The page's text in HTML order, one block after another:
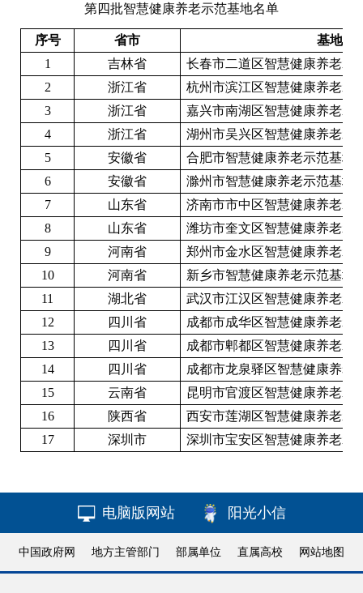
第四批智慧健康养老示范基地名单
序号 省市
基地名
1
吉林省
长春市二道区智慧健康养老示
2
浙江省
杭州市滨江区智慧健康养老示
3
浙江省
嘉兴市南湖区智慧健康养老示
4
浙江省
湖州市吴兴区智慧健康养老示
5
安徽省
合肥市智慧健康养老示范基地
6
安徽省
滁州市智慧健康养老示范基地
7
山东省
济南市市中区智慧健康养老示
8
山东省
潍坊市奎文区智慧健康养老示
9
河南省
郑州市金水区智慧健康养老示
10
河南省
新乡市智慧健康养老示范基地
11
湖北省
武汉市江汉区智慧健康养老示
12
四川省
成都市成华区智慧健康养老示
13
四川省
成都市郫都区智慧健康养老示
14
四川省
成都市龙泉驿区智慧健康养老
15
云南省
昆明市官渡区智慧健康养老示
16
陕西省
西安市莲湖区智慧健康养老示
17
深圳市 深圳市宝安区智慧健康养老示
电脑版网站 阳光小信
中国政府网 地方主管部门 部属单位 直属高校 网站地图